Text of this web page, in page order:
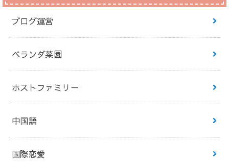
ブログ運営
ベランダ菜園
ホストファミリー
中国語
国際恋愛